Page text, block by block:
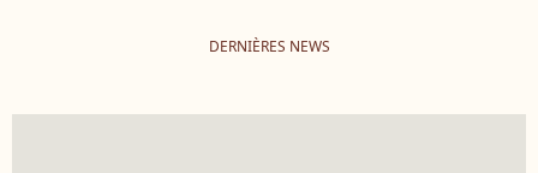
DERNIÈRES NEWS